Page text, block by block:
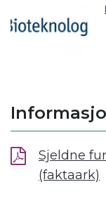
Sjeldne
(faktaark)